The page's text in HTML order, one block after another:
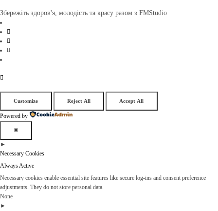
Збережіть здоров'я, молодість та красу разом з FMStudio
Customize Reject All Accept All
Powered by
✖
►
Necessary Cookies
Always Active
Necessary cookies enable essential site features like secure log-ins and consent preference
adjustments. They do not store personal data.
None
►